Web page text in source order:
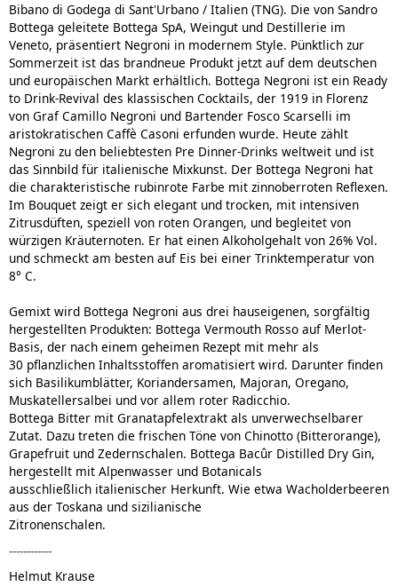
Bibano di Godega di Sant'Urbano / Italien (TNG). Die von Sandro
Bottega geleitete Bottega SpA, Weingut und Destillerie im
Veneto, präsentiert Negroni in modernem Style. Pünktlich zur
Sommerzeit ist das brandneue Produkt jetzt auf dem deutschen
und europäischen Markt erhältlich. Bottega Negroni ist ein Ready
to Drink-Revival des klassischen Cocktails, der 1919 in Florenz
von Graf Camillo Negroni und Bartender Fosco Scarselli im
aristokratischen Caffè Casoni erfunden wurde. Heute zählt
Negroni zu den beliebtesten Pre Dinner-Drinks weltweit und ist
das Sinnbild für italienische Mixkunst. Der Bottega Negroni hat
die charakteristische rubinrote Farbe mit zinnoberroten Reflexen.
Im Bouquet zeigt er sich elegant und trocken, mit intensiven
Zitrusdüften, speziell von roten Orangen, und begleitet von
würzigen Kräuternoten. Er hat einen Alkoholgehalt von 26% Vol.
und schmeckt am besten auf Eis bei einer Trinktemperatur von
8° C.
Gemixt wird Bottega Negroni aus drei hauseigenen, sorgfältig
hergestellten Produkten: Bottega Vermouth Rosso auf Merlot-
Basis, der nach einem geheimen Rezept mit mehr als
30 pflanzlichen Inhaltsstoffen aromatisiert wird. Darunter finden
sich Basilikumblätter, Koriandersamen, Majoran, Oregano,
Muskatellersalbei und vor allem roter Radicchio.
Bottega Bitter mit Granatapfelextrakt als unverwechselbarer
Zutat. Dazu treten die frischen Töne von Chinotto (Bitterorange),
Grapefruit und Zedernschalen. Bottega Bacûr Distilled Dry Gin,
hergestellt mit Alpenwasser und Botanicals
ausschließlich italienischer Herkunft. Wie etwa Wacholderbeeren
aus der Toskana und sizilianische
Zitronenschalen.
------------
Helmut Krause